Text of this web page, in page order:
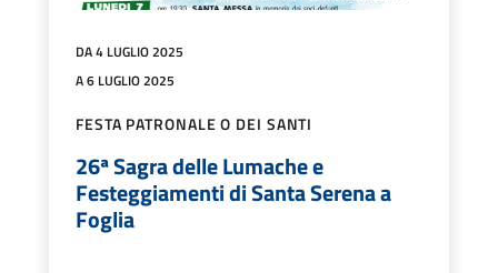
DA 4 LUGLIO 2025
A 6 LUGLIO 2025
FESTA PATRONALE O DEI SANTI
26ª Sagra delle Lumache e
Festeggiamenti di Santa Serena a
Foglia